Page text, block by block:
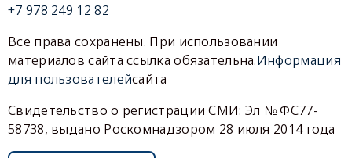
+7 978 249 12 82
Все права сохранены. При использовании
материалов сайта ссылка обязательна.Информация
для пользователейсайта
Свидетельство о регистрации СМИ: Эл № ФС77-
58738, выдано Роскомнадзором 28 июля 2014 года